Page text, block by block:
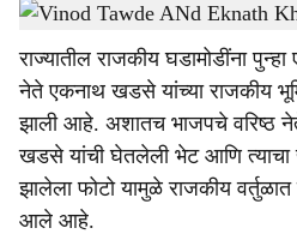
a
r
e
Vinod Tawde ANd Eknath Khadase -
राज्यातील राजकीय घडामोडींना
नेते एकनाथ खडसे यांच्या राजकीय
झाली आहे. अशातच भाजपचे वरिष्ठ
खडसे यांची घेतलेली भेट आणि त्याचा
झालेला फोटो यामुळे राजकीय वर्तुळात
आले आहे.